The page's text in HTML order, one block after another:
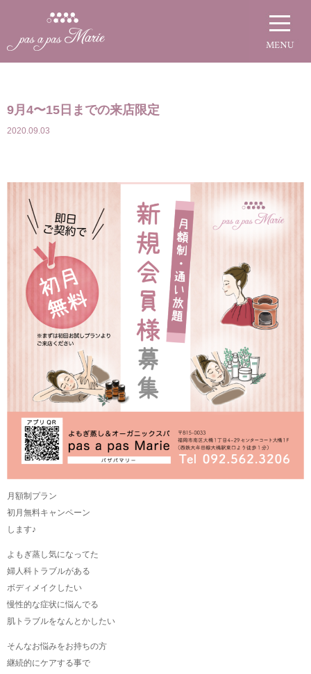
9月4〜15日までの来店限定
2020.09.03
月額制プラン
初月無料キャンペーン
します♪
よもぎ蒸し気になってた
婦人科トラブルがある
ボディメイクしたい
慢性的な症状に悩んでる
肌トラブルをなんとかしたい
そんなお悩みをお持ちの方
継続的にケアする事で